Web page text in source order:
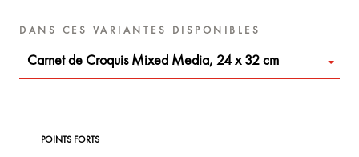
DANS CES VARIANTES DISPONIBLES
Carnet de Croquis Mixed Media, 24 x 32 cm
POINTS FORTS